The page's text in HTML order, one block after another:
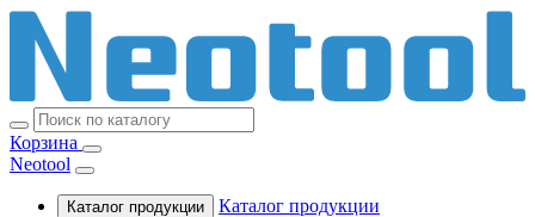
Корзина
Neotool
Каталог продукции
Каталог продукции